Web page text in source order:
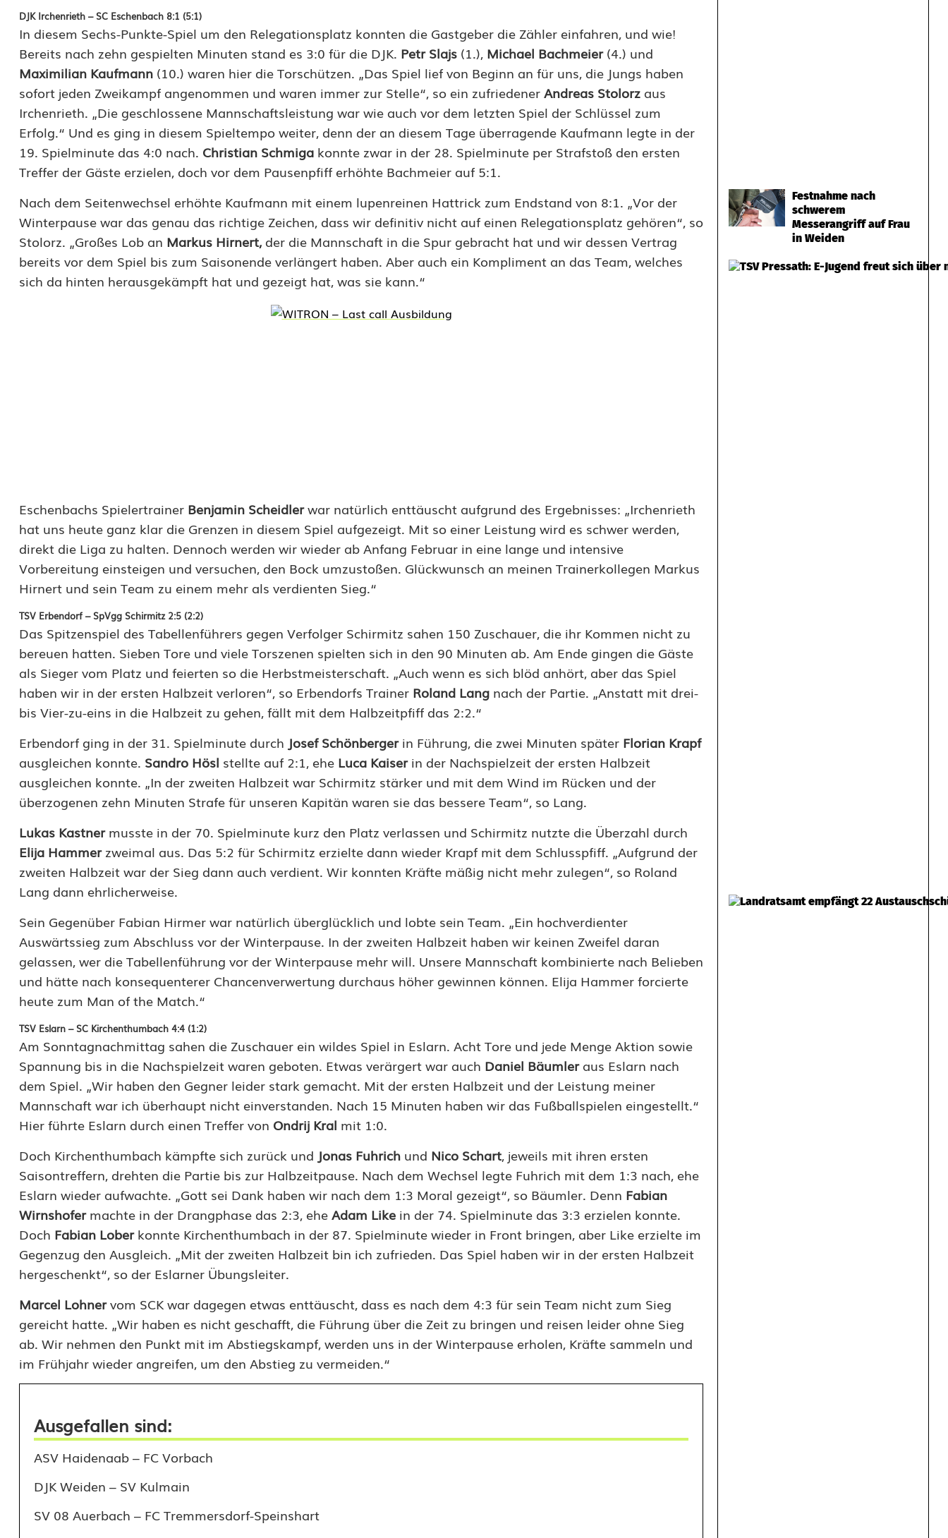
S
p
V
g
g
S
c
h
i
r
m
i
n
t
r
t
a
n
d
e
r
a
b
e
l
l
e
n
s
p
i
t
e
DJK Irchenrieth – SC Eschenbach 8:1 (5:1)
In diesem Sechs-Punkte-Spiel um den Relegationsplatz konnten die Gastgeber die Zähler einfahren, und wie!
Bereits nach zehn gespielten Minuten stand es 3:0 für die DJK. Petr Slajs (1.), Michael Bachmeier(4.) und
Maximilian Kaufmann (10.) waren hier die Torschützen. „Das Spiel lief von Beginn an für uns, die Jungs haben
sofort jeden Zweikampf angenommen und waren immer zur Stelle“, so ein zufriedenerAndreas Stolorz aus
Irchenrieth. „Die geschlossene Mannschaftsleistung war wie auch vor dem letzten Spiel der Schlüssel zum
Erfolg.“ Und es ging in diesem Spieltempo weiter, denn der an diesem Tage überragende Kaufmann legte in der
19. Spielminute das 4:0 nach. Christian Schmiga konnte zwar in der 28. Spielminute per Strafstoß den ersten
Treffer der Gäste erzielen, doch vor dem Pausenpfiff erhöhte Bachmeier auf 5:1.
Nach dem Seitenwechsel erhöhte Kaufmann mit einem lupenreinen Hattrick zum Endstand von 8:1. „Vor der
Winterpause war das genau das richtige Zeichen, dass wir definitiv nicht auf einen Relegationsplatz gehören“, so
Stolorz. „Großes Lob an Markus Hirnert,der die Mannschaft in die Spur gebracht hat und wir dessen Vertrag
bereits vor dem Spiel bis zum Saisonende verlängert haben. Aber auch ein Kompliment an das Team, welches
sich da hinten herausgekämpft hat und gezeigt hat, was sie kann.“
Eschenbachs Spielertrainer Benjamin Scheidlerwar natürlich enttäuscht aufgrund des Ergebnisses: „Irchenrieth
hat uns heute ganz klar die Grenzen in diesem Spiel aufgezeigt. Mit so einer Leistung wird es schwer werden,
direkt die Liga zu halten. Dennoch werden wir wieder ab Anfang Februar in eine lange und intensive
Vorbereitung einsteigen und versuchen, den Bock umzustoßen. Glückwunsch an meinen Trainerkollegen Markus
Hirnert und sein Team zu einem mehr als verdienten Sieg.“
TSV Erbendorf – SpVgg Schirmitz 2:5 (2:2)
Das Spitzenspiel des Tabellenführers gegen Verfolger Schirmitz sahen 150 Zuschauer, die ihr Kommen nicht zu
bereuen hatten. Sieben Tore und viele Torszenen spielten sich in den 90 Minuten ab. Am Ende gingen die Gäste
als Sieger vom Platz und feierten so die Herbstmeisterschaft. „Auch wenn es sich blöd anhört, aber das Spiel
haben wir in der ersten Halbzeit verloren“, so Erbendorfs Trainer Roland Lang nach der Partie. „Anstatt mit drei-
bis Vier-zu-eins in die Halbzeit zu gehen, fällt mit dem Halbzeitpfiff das 2:2.“
Erbendorf ging in der 31. Spielminute durch Josef Schönbergerin Führung, die zwei Minuten später Florian Krapf
ausgleichen konnte. Sandro Hösl stellte auf 2:1, ehe Luca Kaiserin der Nachspielzeit der ersten Halbzeit
ausgleichen konnte. „In der zweiten Halbzeit war Schirmitz stärker und mit dem Wind im Rücken und der
überzogenen zehn Minuten Strafe für unseren Kapitän waren sie das bessere Team“, so Lang.
Lukas Kastnermusste in der 70. Spielminute kurz den Platz verlassen und Schirmitz nutzte die Überzahl durch
Elija Hammerzweimal aus. Das 5:2 für Schirmitz erzielte dann wieder Krapf mit dem Schlusspfiff. „Aufgrund der
zweiten Halbzeit war der Sieg dann auch verdient. Wir konnten Kräfte mäßig nicht mehr zulegen“, so Roland
Lang dann ehrlicherweise.
Sein Gegenüber Fabian Hirmer war natürlich überglücklich und lobte sein Team. „Ein hochverdienter
Auswärtssieg zum Abschluss vor der Winterpause. In der zweiten Halbzeit haben wir keinen Zweifel daran
gelassen, wer die Tabellenführung vor der Winterpause mehr will. Unsere Mannschaft kombinierte nach Belieben
und hätte nach konsequenterer Chancenverwertung durchaus höher gewinnen können. Elija Hammer forcierte
heute zum Man of the Match.“
TSV Eslarn – SC Kirchenthumbach 4:4 (1:2)
Am Sonntagnachmittag sahen die Zuschauer ein wildes Spiel in Eslarn. Acht Tore und jede Menge Aktion sowie
Spannung bis in die Nachspielzeit waren geboten. Etwas verärgert war auch Daniel Bäumleraus Eslarn nach
dem Spiel. „Wir haben den Gegner leider stark gemacht. Mit der ersten Halbzeit und der Leistung meiner
Mannschaft war ich überhaupt nicht einverstanden. Nach 15 Minuten haben wir das Fußballspielen eingestellt.“
Hier führte Eslarn durch einen Treffer von Ondrij Kral mit 1:0.
Doch Kirchenthumbach kämpfte sich zurück und Jonas Fuhrich und Nico Schart, jeweils mit ihren ersten
Saisontreffern, drehten die Partie bis zur Halbzeitpause. Nach dem Wechsel legte Fuhrich mit dem 1:3 nach, ehe
Eslarn wieder aufwachte. „Gott sei Dank haben wir nach dem 1:3 Moral gezeigt“, so Bäumler. Denn Fabian
Wirnshofermachte in der Drangphase das 2:3, eheAdam Like in der 74. Spielminute das 3:3 erzielen konnte.
Doch Fabian Loberkonnte Kirchenthumbach in der 87. Spielminute wieder in Front bringen, aber Like erzielte im
Gegenzug den Ausgleich. „Mit der zweiten Halbzeit bin ich zufrieden. Das Spiel haben wir in der ersten Halbzeit
hergeschenkt“, so der Eslarner Übungsleiter.
Marcel Lohnervom SCK war dagegen etwas enttäuscht, dass es nach dem 4:3 für sein Team nicht zum Sieg
gereicht hatte. „Wir haben es nicht geschafft, die Führung über die Zeit zu bringen und reisen leider ohne Sieg
ab. Wir nehmen den Punkt mit im Abstiegskampf, werden uns in der Winterpause erholen, Kräfte sammeln und
im Frühjahr wieder angreifen, um den Abstieg zu vermeiden.“
Ausgefallen sind:
ASV Haidenaab – FC Vorbach
DJK Weiden – SV Kulmain
SV 08 Auerbach – FC Tremmersdorf-Speinshart
Festnahme nach
schwerem
Messerangriff auf Frau
in Weiden